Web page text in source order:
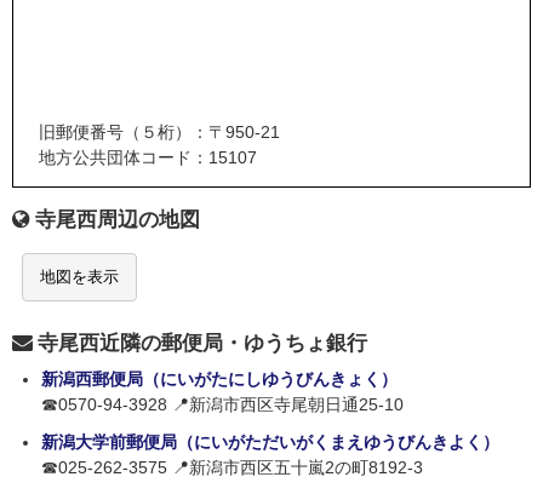
旧郵便番号（５桁）：〒950-21
地方公共団体コード：15107
寺尾西周辺の地図
地図を表示
寺尾西近隣の郵便局・ゆうちょ銀行
新潟西郵便局（にいがたにしゆうびんきょく）
☎0570-94-3928 📍新潟市西区寺尾朝日通25-10
新潟大学前郵便局（にいがただいがくまえゆうびんきよく）
☎025-262-3575 📍新潟市西区五十嵐2の町8192-3